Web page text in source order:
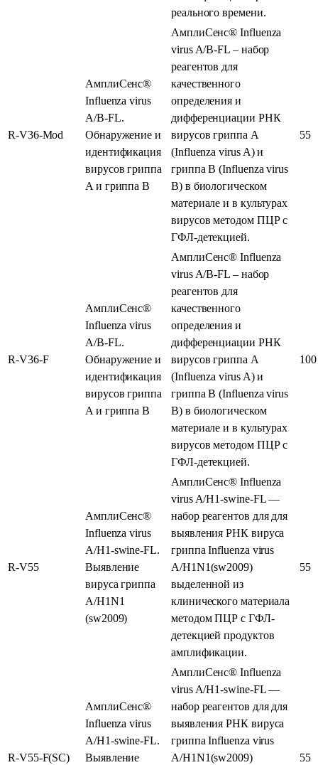
реального времени.
R-V36-Mod
АмплиСенс®
Influenza virus
A/B-FL.
Обнаружение и
идентификация
вирусов гриппа
A и гриппа B
АмплиСенс® Influenza
virus A/B-FL – набор
реагентов для
качественного
определения и
дифференциации РНК
вирусов гриппа А
(Influenza virus A) и
гриппа В (Influenza virus
В) в биологическом
материале и в культурах
вирусов методом ПЦР с
ГФЛ-детекцией.
55
R-V36-F
АмплиСенс®
Influenza virus
A/B-FL.
Обнаружение и
идентификация
вирусов гриппа
A и гриппа B
АмплиСенс® Influenza
virus A/B-FL – набор
реагентов для
качественного
определения и
дифференциации РНК
вирусов гриппа А
(Influenza virus A) и
гриппа В (Influenza virus
В) в биологическом
материале и в культурах
вирусов методом ПЦР с
ГФЛ-детекцией.
100
R-V55
АмплиСенс®
Influenza virus
A/H1-swine-FL.
Выявление
вируса гриппа
A/H1N1
(sw2009)
АмплиСенс® Influenza
virus A/H1-swine-FL —
набор реагентов для для
выявления РНК вируса
гриппа Influenza virus
А/H1N1(sw2009)
выделенной из
клинического материала
методом ПЦР с ГФЛ-
детекцией продуктов
амплификации.
55
R-V55-F(SC)
АмплиСенс®
Influenza virus
A/H1-swine-FL.
Выявление
АмплиСенс® Influenza
virus A/H1-swine-FL —
набор реагентов для для
выявления РНК вируса
гриппа Influenza virus
А/H1N1(sw2009)
55